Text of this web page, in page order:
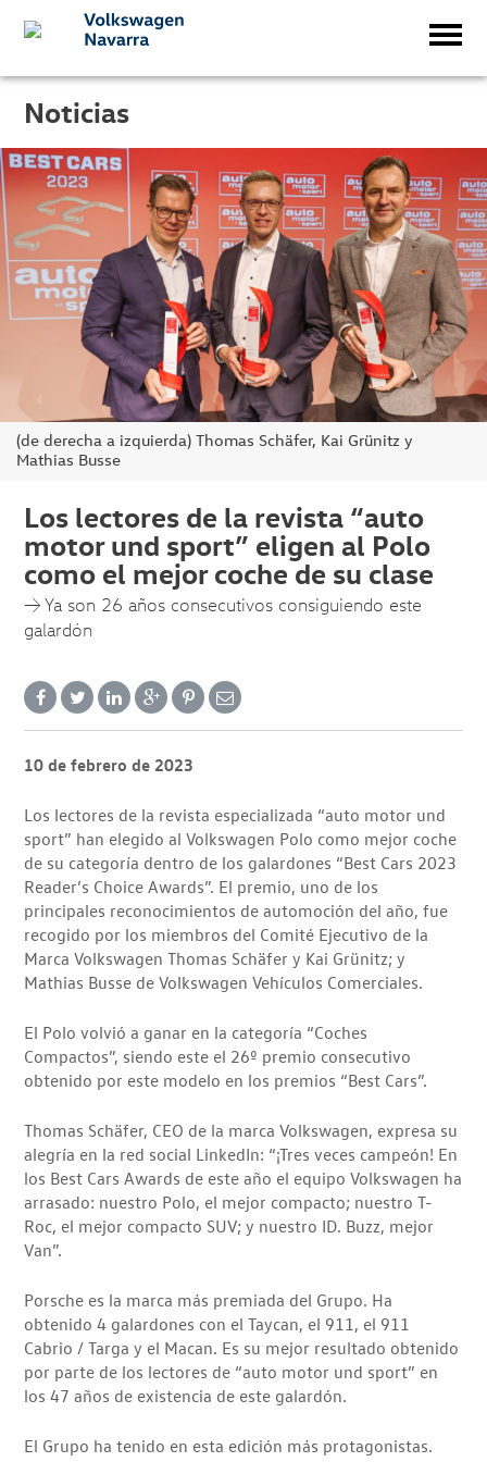
Noticias
(de derecha a izquierda) Thomas Schäfer, Kai Grünitz y
Mathias Busse
Los lectores de la revista “auto
motor und sport” eligen al Polo
como el mejor coche de su clase
→ Ya son 26 años consecutivos consiguiendo este
galardón
10 de febrero de 2023
Los lectores de la revista especializada “auto motor und
sport” han elegido al Volkswagen Polo como mejor coche
de su categoría dentro de los galardones “Best Cars 2023
Reader’s Choice Awards”. El premio, uno de los
principales reconocimientos de automoción del año, fue
recogido por los miembros del Comité Ejecutivo de la
Marca Volkswagen Thomas Schäfer y Kai Grünitz; y
Mathias Busse de Volkswagen Vehículos Comerciales.
El Polo volvió a ganar en la categoría “Coches
Compactos”, siendo este el 26º premio consecutivo
obtenido por este modelo en los premios “Best Cars”.
Thomas Schäfer, CEO de la marca Volkswagen, expresa su
alegría en la red social LinkedIn: “¡Tres veces campeón! En
los Best Cars Awards de este año el equipo Volkswagen ha
arrasado: nuestro Polo, el mejor compacto; nuestro T-
Roc, el mejor compacto SUV; y nuestro ID. Buzz, mejor
Van”.
Porsche es la marca más premiada del Grupo. Ha
obtenido 4 galardones con el Taycan, el 911, el 911
Cabrio / Targa y el Macan. Es su mejor resultado obtenido
por parte de los lectores de “auto motor und sport” en
los 47 años de existencia de este galardón.
El Grupo ha tenido en esta edición más protagonistas.